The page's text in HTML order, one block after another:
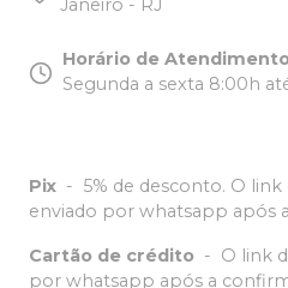
Janeiro - RJ
Horário de Atendimento
Segunda a sexta 8:00h
Pix - 5% de desconto. O
enviado por whatsapp após
Cartão de crédito - O link
por whatsapp após a